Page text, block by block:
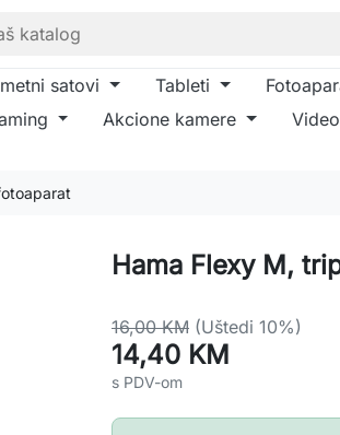
satovi Tableti
Akcione kamere
Hama Flexy M,
16,00 KM (Uštedi 10%)
14,40 KM
s PDV-om